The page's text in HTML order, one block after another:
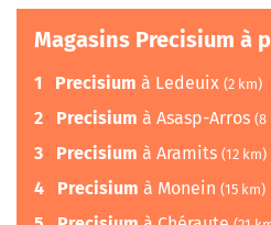
Magasins Precisium à
1 Precisium à Ledeuix (2 km)
2 Precisium à Asasp-Arros (8
3 Precisium à Aramits (12 km)
4 Precisium à Monein (15 km)